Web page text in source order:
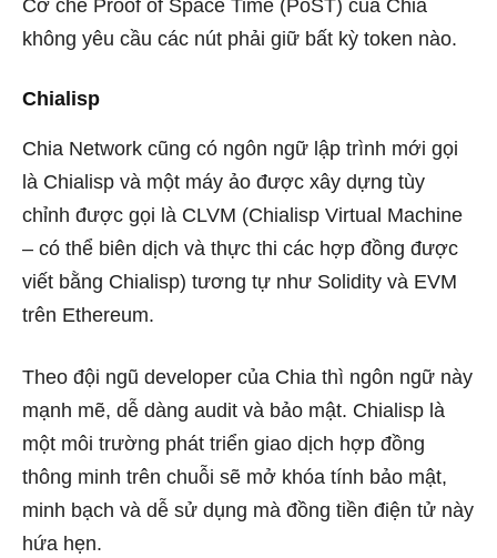
Cơ chế Proof of Space Time (PoST) của Chia
không yêu cầu các nút phải giữ bất kỳ token nào.
Chialisp
Chia Network cũng có ngôn ngữ lập trình mới gọi
là Chialisp và một máy ảo được xây dựng tùy
chỉnh được gọi là CLVM (Chialisp Virtual Machine
– có thể biên dịch và thực thi các hợp đồng được
viết bằng Chialisp) tương tự như Solidity và EVM
trên Ethereum.
Theo đội ngũ developer của Chia thì ngôn ngữ này
mạnh mẽ, dễ dàng audit và bảo mật. Chialisp là
một môi trường phát triển giao dịch hợp đồng
thông minh trên chuỗi sẽ mở khóa tính bảo mật,
minh bạch và dễ sử dụng mà đồng tiền điện tử này
hứa hẹn.